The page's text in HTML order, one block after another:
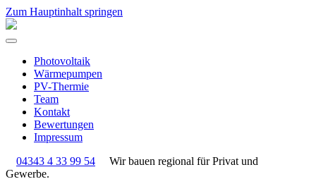
Zum Hauptinhalt springen
Photovoltaik
Wärmepumpen
PV-Thermie
Team
Kontakt
Bewertungen
Impressum
04343 4 33 99 54
Wir bauen regional für Privat und
Gewerbe.